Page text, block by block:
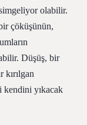
olabilir.
çöküşünün,
Düşüş, bir
kendini yıkacak